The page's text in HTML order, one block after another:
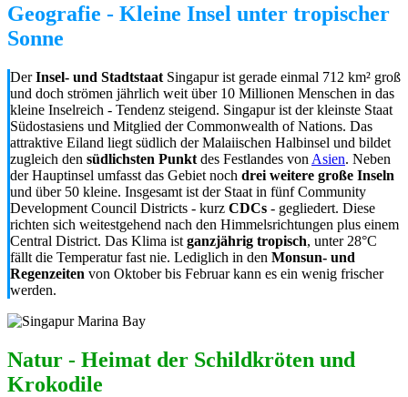
Geografie - Kleine Insel unter tropischer
Sonne
DerInsel- und Stadtstaat Singapur ist gerade einmal 712 km² groß
und doch strömen jährlich weit über 10 Millionen Menschen in das
kleine Inselreich - Tendenz steigend. Singapur ist der kleinste Staat
Südostasiens und Mitglied der Commonwealth of Nations. Das
attraktive Eiland liegt südlich der Malaiischen Halbinsel und bildet
zugleich den südlichsten Punkt des Festlandes von Asien. Neben
der Hauptinsel umfasst das Gebiet noch drei weitere große Inseln
und über 50 kleine. Insgesamt ist der Staat in fünf Community
Development Council Districts - kurz CDCs - gegliedert. Diese
richten sich weitestgehend nach den Himmelsrichtungen plus einem
Central District. Das Klima ist ganzjährig tropisch, unter 28°C
fällt die Temperatur fast nie. Lediglich in den Monsun- und
Regenzeiten von Oktober bis Februar kann es ein wenig frischer
werden.
Natur - Heimat der Schildkröten und
Krokodile